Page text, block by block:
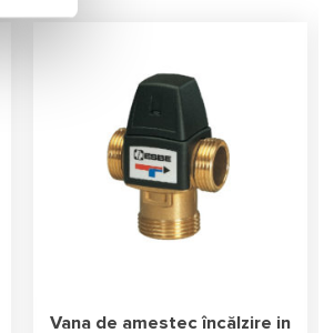
Vana de amestec încălzire in